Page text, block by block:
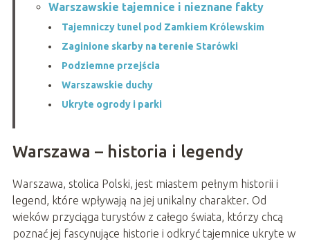
Warszawskie tajemnice i nieznane fakty
Tajemniczy tunel pod Zamkiem Królewskim
Zaginione skarby na terenie Starówki
Podziemne przejścia
Warszawskie duchy
Ukryte ogrody i parki
Warszawa – historia i legendy
Warszawa, stolica Polski, jest miastem pełnym historii i
legend, które wpływają na jej unikalny charakter. Od
wieków przyciąga turystów z całego świata, którzy chcą
poznać jej fascynujące historie i odkryć tajemnice ukryte w